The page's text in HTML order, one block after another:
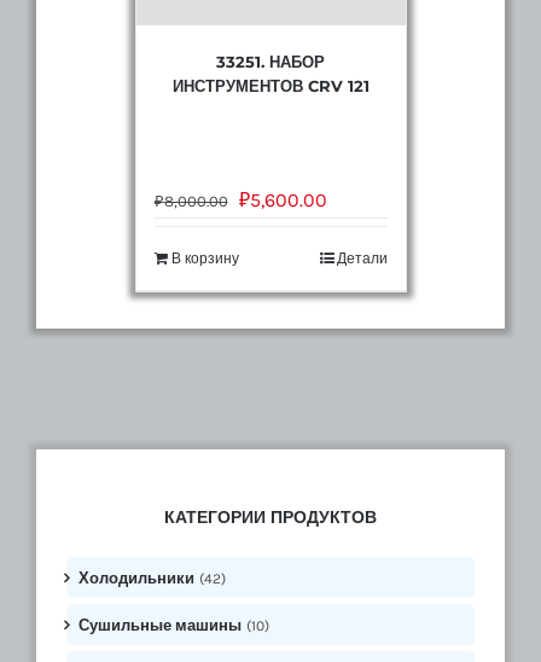
33251. НАБОР
ИНСТРУМЕНТОВ CRV 121
₽8,000.00 ₽5,600.00
В корзину Детали
КАТЕГОРИИ ПРОДУКТОВ
Холодильники (42)
Сушильные машины (10)